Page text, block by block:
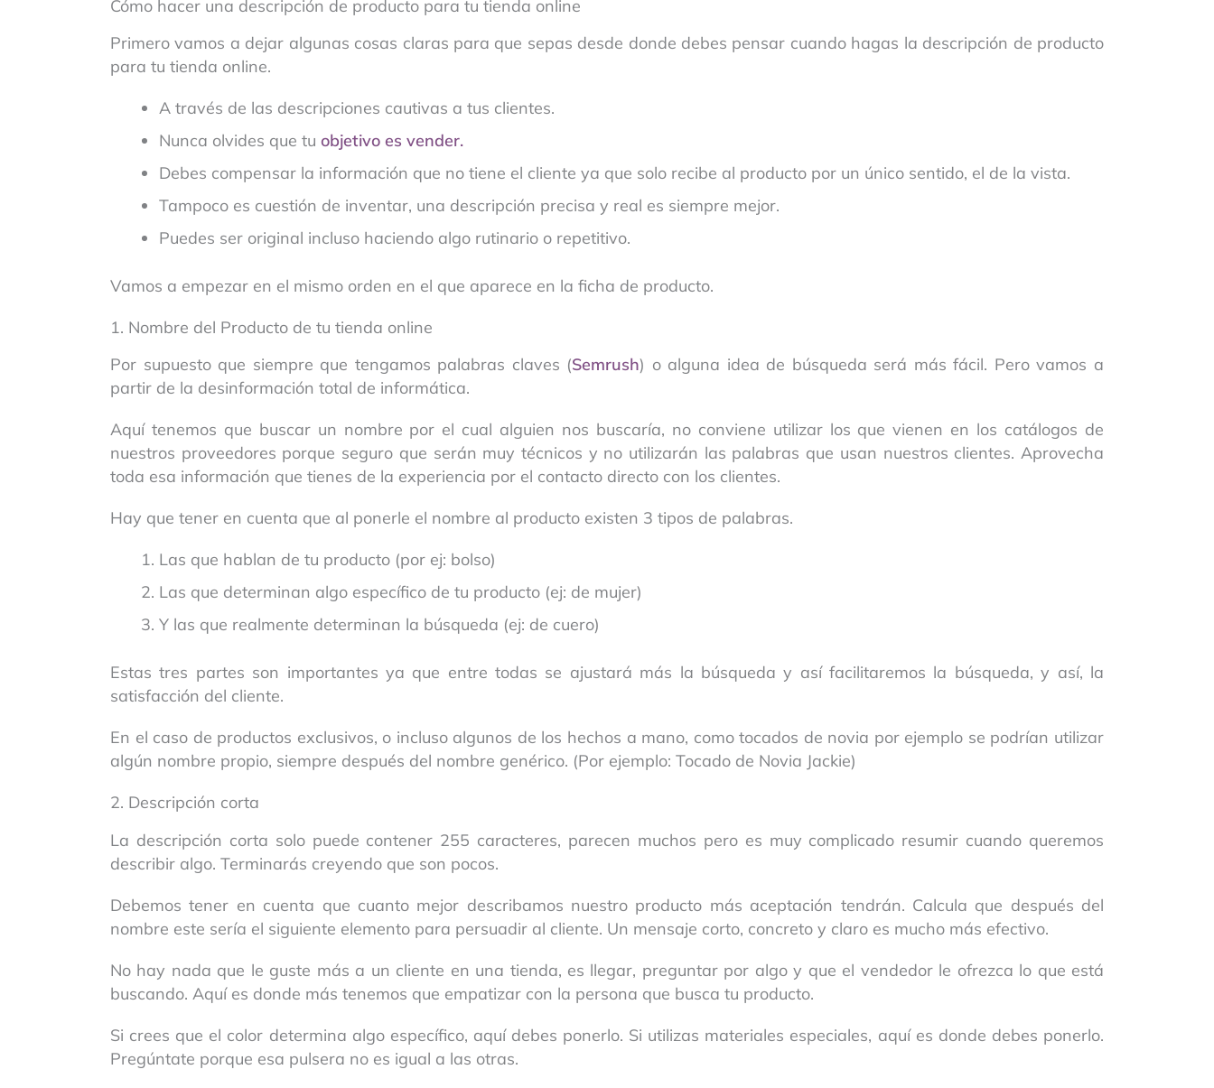
Cómo hacer una descripción de producto para tu tienda online
Primero vamos a dejar algunas cosas claras para que sepas desde donde debes pensar cuando hagas la descripción de producto
para tu tienda online.
A través de las descripciones cautivas a tus clientes.
Nunca olvides que tu objetivo es vender.
Debes compensar la información que no tiene el cliente ya que solo recibe al producto por un único sentido, el de la vista.
Tampoco es cuestión de inventar, una descripción precisa y real es siempre mejor.
Puedes ser original incluso haciendo algo rutinario o repetitivo.
Vamos a empezar en el mismo orden en el que aparece en la ficha de producto.
1. Nombre del Producto de tu tienda online
Por supuesto que siempre que tengamos palabras claves (Semrush) o alguna idea de búsqueda será más fácil. Pero vamos a
partir de la desinformación total de informática.
Aquí tenemos que buscar un nombre por el cual alguien nos buscaría, no conviene utilizar los que vienen en los catálogos de
nuestros proveedores porque seguro que serán muy técnicos y no utilizarán las palabras que usan nuestros clientes. Aprovecha
toda esa información que tienes de la experiencia por el contacto directo con los clientes.
Hay que tener en cuenta que al ponerle el nombre al producto existen 3 tipos de palabras.
Las que hablan de tu producto (por ej: bolso)
Las que determinan algo específico de tu producto (ej: de mujer)
Y las que realmente determinan la búsqueda (ej: de cuero)
Estas tres partes son importantes ya que entre todas se ajustará más la búsqueda y así facilitaremos la búsqueda, y así, la
satisfacción del cliente.
En el caso de productos exclusivos, o incluso algunos de los hechos a mano, como tocados de novia por ejemplo se podrían utilizar
algún nombre propio, siempre después del nombre genérico. (Por ejemplo: Tocado de Novia Jackie)
2. Descripción corta
La descripción corta solo puede contener 255 caracteres, parecen muchos pero es muy complicado resumir cuando queremos
describir algo. Terminarás creyendo que son pocos.
Debemos tener en cuenta que cuanto mejor describamos nuestro producto más aceptación tendrán. Calcula que después del
nombre este sería el siguiente elemento para persuadir al cliente. Un mensaje corto, concreto y claro es mucho más efectivo.
No hay nada que le guste más a un cliente en una tienda, es llegar, preguntar por algo y que el vendedor le ofrezca lo que está
buscando. Aquí es donde más tenemos que empatizar con la persona que busca tu producto.
Si crees que el color determina algo específico, aquí debes ponerlo. Si utilizas materiales especiales, aquí es donde debes ponerlo.
Pregúntate porque esa pulsera no es igual a las otras.